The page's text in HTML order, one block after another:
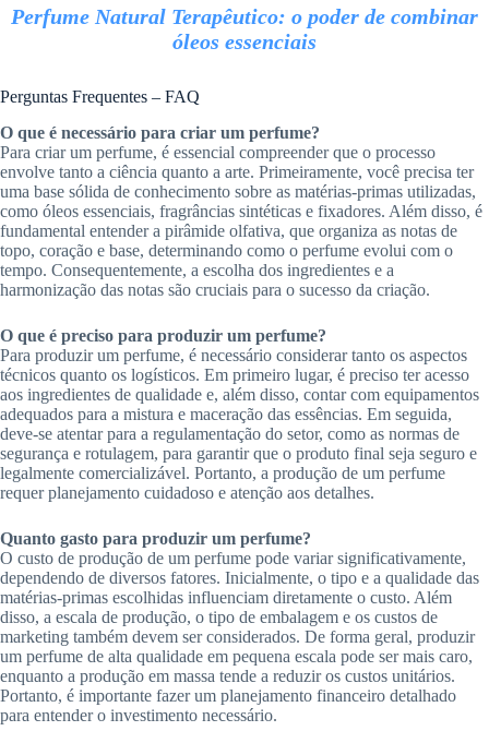
Perfume Natural Terapêutico: o poder de combinar
óleos essenciais
Perguntas Frequentes – FAQ
O que é necessário para criar um perfume?
Para criar um perfume, é essencial compreender que o processo
envolve tanto a ciência quanto a arte. Primeiramente, você precisa ter
uma base sólida de conhecimento sobre as matérias-primas utilizadas,
como óleos essenciais, fragrâncias sintéticas e fixadores. Além disso, é
fundamental entender a pirâmide olfativa, que organiza as notas de
topo, coração e base, determinando como o perfume evolui com o
tempo. Consequentemente, a escolha dos ingredientes e a
harmonização das notas são cruciais para o sucesso da criação.
O que é preciso para produzir um perfume?
Para produzir um perfume, é necessário considerar tanto os aspectos
técnicos quanto os logísticos. Em primeiro lugar, é preciso ter acesso
aos ingredientes de qualidade e, além disso, contar com equipamentos
adequados para a mistura e maceração das essências. Em seguida,
deve-se atentar para a regulamentação do setor, como as normas de
segurança e rotulagem, para garantir que o produto final seja seguro e
legalmente comercializável. Portanto, a produção de um perfume
requer planejamento cuidadoso e atenção aos detalhes.
Quanto gasto para produzir um perfume?
O custo de produção de um perfume pode variar significativamente,
dependendo de diversos fatores. Inicialmente, o tipo e a qualidade das
matérias-primas escolhidas influenciam diretamente o custo. Além
disso, a escala de produção, o tipo de embalagem e os custos de
marketing também devem ser considerados. De forma geral, produzir
um perfume de alta qualidade em pequena escala pode ser mais caro,
enquanto a produção em massa tende a reduzir os custos unitários.
Portanto, é importante fazer um planejamento financeiro detalhado
para entender o investimento necessário.